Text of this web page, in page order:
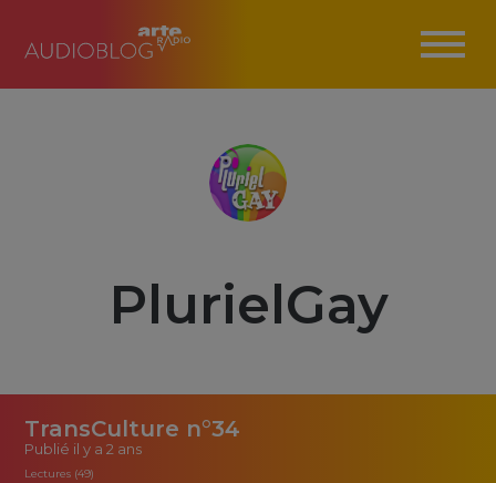
PlurielGay
TransCulture n°34
Publié il y a 2 ans
Lectures (49)